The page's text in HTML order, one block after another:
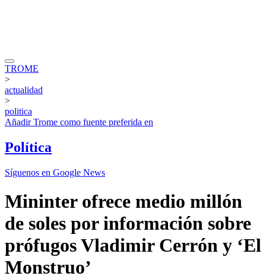
TROME
>
actualidad
>
politica
AñadirTrome como fuente preferida en
Política
Síguenos en Google News
Mininter ofrece medio millón
de soles por información sobre
prófugos Vladimir Cerrón y ‘El
Monstruo’